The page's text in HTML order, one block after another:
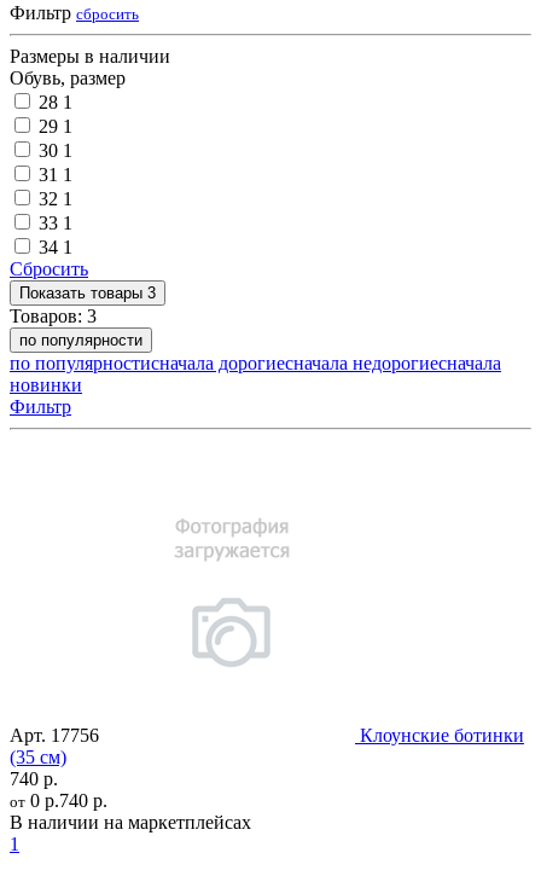
Фильтр сбросить
Размеры в наличии
Обувь, размер
28 1
29 1
30 1
31 1
32 1
33 1
34 1
Сбросить
Показать товары 3
Товаров: 3
по популярности
по популярностисначала дорогиесначала недорогиесначала
новинки
Фильтр
Арт. 17756
Клоунские ботинки
(35 см)
740 р.
от 0 р.740 р.
В наличии на маркетплейсах
1